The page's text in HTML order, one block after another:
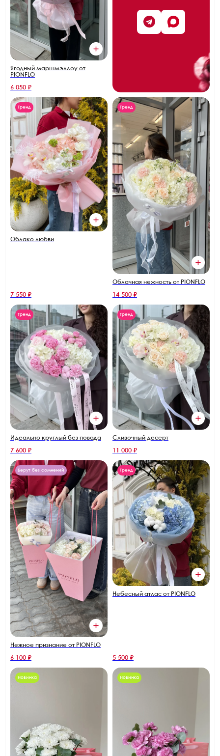
Ягодный маршмэллоу от
PIONFLO
6 050 ₽
Тренд
Облако любви
7 550 ₽
Тренд
Облачная нежность от PIONFLO
14 500 ₽
Тренд
Идеально круглый без повода
7 600 ₽
Тренд
Сливочный десерт
11 000 ₽
Берут без сомнений
Нежное признание от PIONFLO
6 100 ₽
Тренд
Небесный атлас от PIONFLO
5 500 ₽
Новинка Новинка